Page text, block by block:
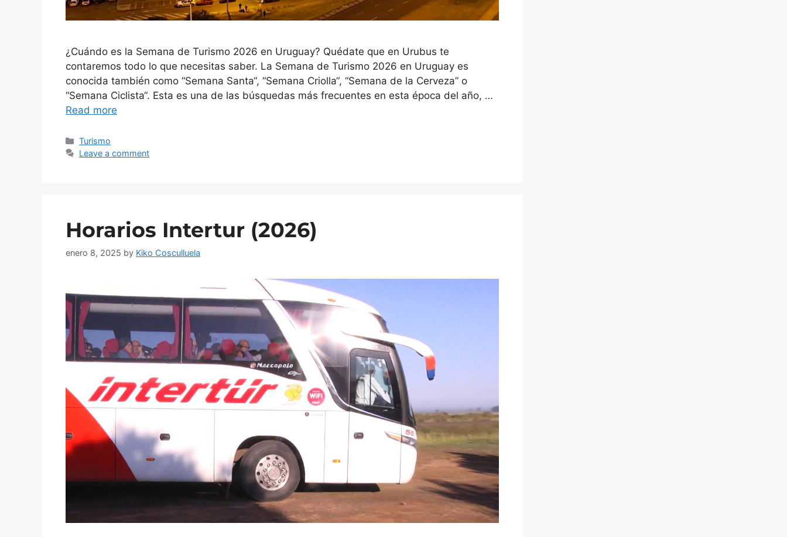
¿Cuándo es la Semana de Turismo 2026 en Uruguay? Quédate que en Urubus te
contaremos todo lo que necesitas saber. La Semana de Turismo 2026 en Uruguay es
conocida también como “Semana Santa“, “Semana Criolla“, “Semana de la Cerveza” o
“Semana Ciclista“. Esta es una de las búsquedas más frecuentes en esta época del año, …
Read more
Turismo
Leave a comment
Horarios Intertur (2026)
enero 8, 2025 by Kiko Cosculluela